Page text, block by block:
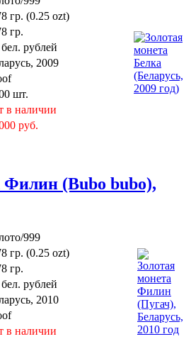
гр. (0.25 ozt)
гр.
рублей
2009
шт.
в наличии
руб.
Филин (Bubo bubo),
999
гр. (0.25 ozt)
гр.
рублей
2010
в наличии